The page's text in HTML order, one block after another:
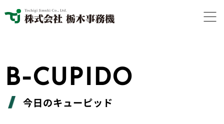
B-CUPIDO
今日のキューピッド